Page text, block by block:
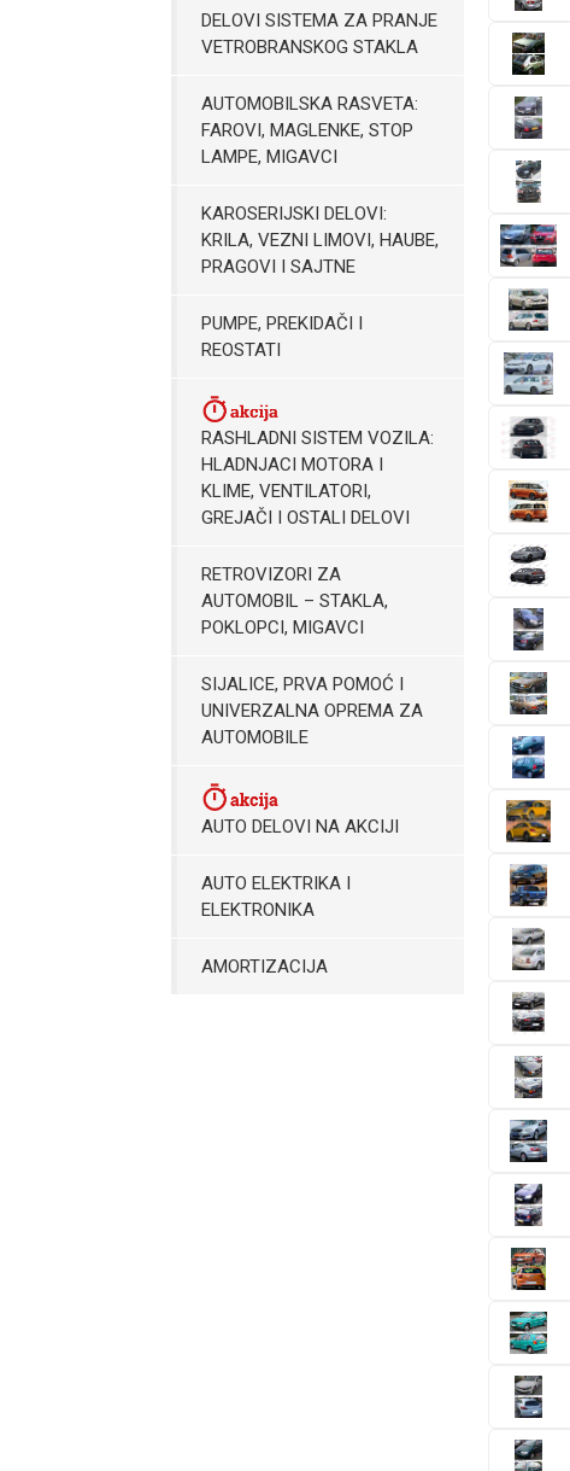
DELOVI SISTEMA ZA PRANJE
VETROBRANSKOG STAKLA
AUTOMOBILSKA RASVETA:
FAROVI, MAGLENKE, STOP
LAMPE, MIGAVCI
KAROSERIJSKI DELOVI:
KRILA, VEZNI LIMOVI, HAUBE,
PRAGOVI I SAJTNE
PUMPE, PREKIDAČI I
REOSTATI
RASHLADNI SISTEM VOZILA:
HLADNJACI MOTORA I
KLIME, VENTILATORI,
GREJAČI I OSTALI DELOVI
RETROVIZORI ZA
AUTOMOBIL – STAKLA,
POKLOPCI, MIGAVCI
SIJALICE, PRVA POMOĆ I
UNIVERZALNA OPREMA ZA
AUTOMOBILE
AUTO DELOVI NA AKCIJI
AUTO ELEKTRIKA I
ELEKTRONIKA
AMORTIZACIJA